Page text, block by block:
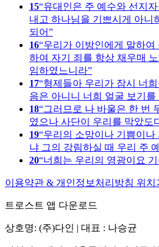
15 유대인은 주 예수와 선지
내고 하나님을 기쁘시게 아니
되어
16 우리가 이방인에게 말하
하여 자기 죄를 항상 채우매
임하였느니라
17 형제들아 우리가 잠시 너
음은 아니니 너희 얼굴 보기
18 그러므로 나 바울은 한 번
였으나 사단이 우리를 막았도
19 우리의 소망이나 기쁨이나
냐 그의 강림하실 때 우리 주
20 너희는 우리의 영광이요
이용약관 & 개인정보처리방침 위치
트로스트 앱 다운로드
상호명: (주)다인 | 대표 : 나승균